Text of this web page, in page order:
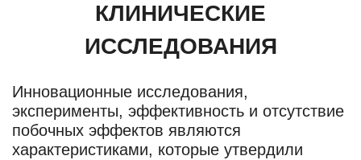
КЛИНИЧЕСКИЕ
ИССЛЕДОВАНИЯ
Инновационные исследования,
эксперименты, эффективность и отсутствие
побочных эффектов являются
характеристиками, которые утвердили